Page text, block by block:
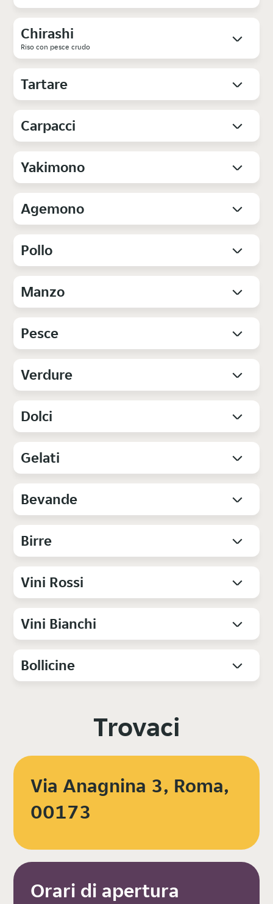
Chirashi
Riso con pesce crudo
Tartare
Carpacci
Yakimono
Agemono
Pollo
Manzo
Pesce
Verdure
Dolci
Gelati
Bevande
Birre
Vini Rossi
Vini Bianchi
Bollicine
Trovaci
Via Anagnina 3, Roma,
00173
Orari di apertura